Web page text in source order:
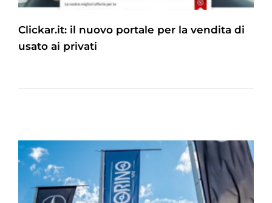
Clickar.it: il nuovo portale per la vendita di
usato ai privati